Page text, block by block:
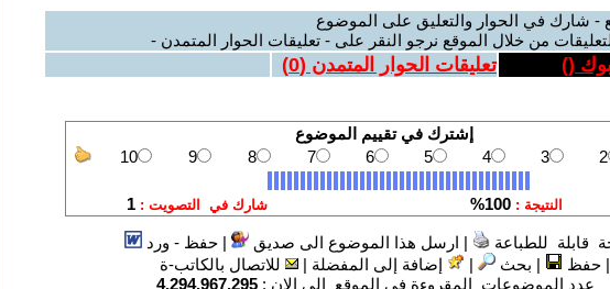
- شارك في الحوار والتعليق على الموضوع
من خلال الموقع نرجو النقر على - تعليقات الحوار المتمدن -
(
) تعليقات الحوار المتمدن (0
)
قابلة للطباعة | ارسل هذا الموضوع الى صديق |حفظ - ورد
|حفظ | بحث | إضافة إلى المفضلة |
للاتصال بالكاتب-ة
عدد الموضوعات المقروءة في الموقع الى الان : 4,294,967,295